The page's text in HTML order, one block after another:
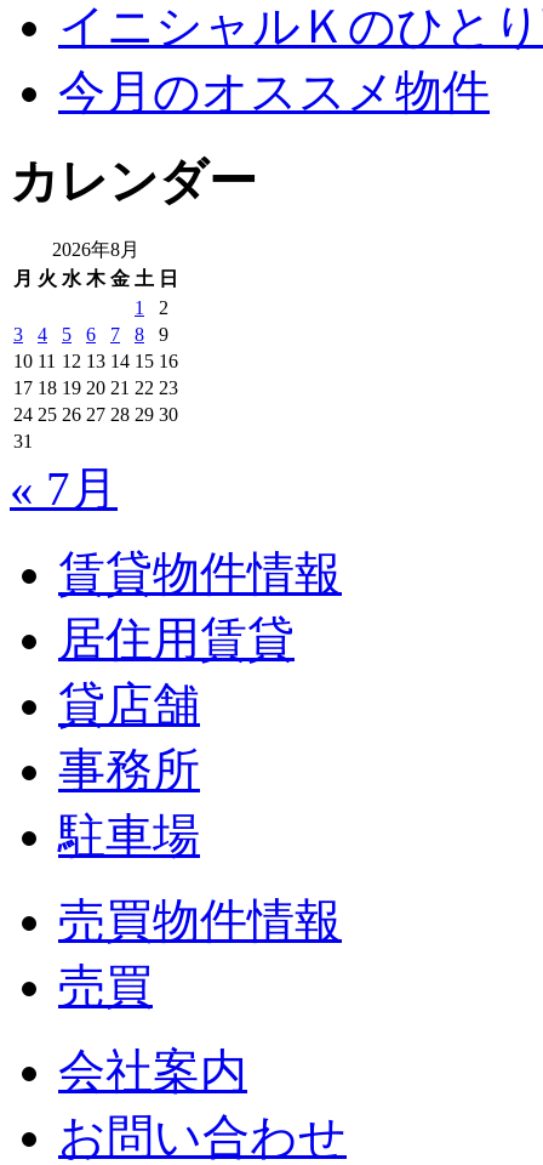
イニシャルＫのひと
今月のオススメ物件
カレンダー
2026年8月
月 火 水 木 金 土 日
1
2
3
4 5 6 7 8
9
10 11 12 13 14 15 16
17 18 19 20 21 22 23
24 25 26 27 28 29 30
31
« 7月
賃貸物件情報
居住用賃貸
貸店舗
事務所
駐車場
売買物件情報
売買
会社案内
お問い合わせ